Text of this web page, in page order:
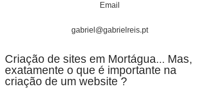
Email
gabriel@gabrielreis.pt
Criação de sites em Mortágua... Mas,
exatamente o que é importante na
criação de um website ?